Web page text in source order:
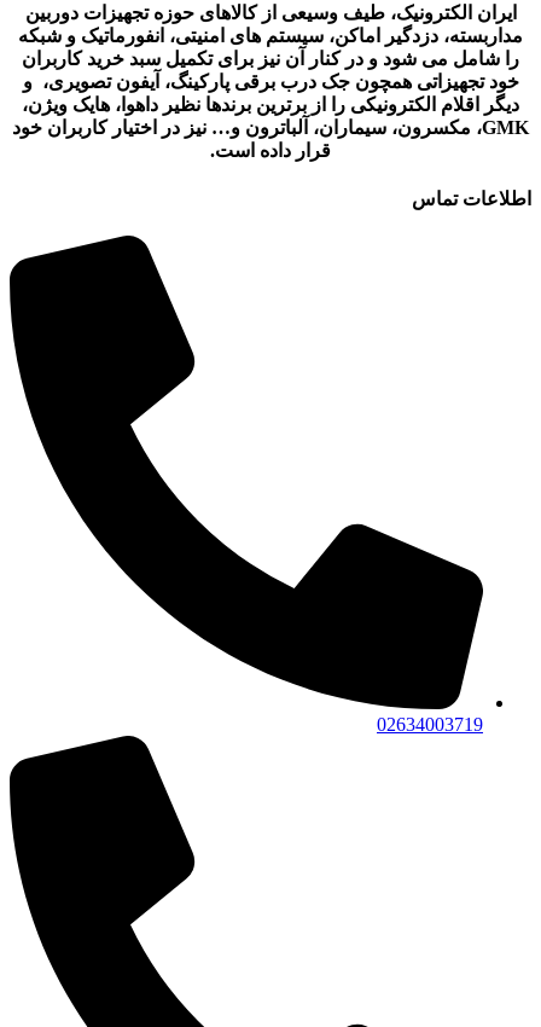
ایران الکترونیک، طیف وسیعی از کالاهای حوزه تجهیزات دوربین
مداربسته، دزدگیر اماکن، سیستم های امنیتی، انفورماتیک و شبکه
را شامل می شود و در کنار آن نیز برای تکمیل سبد خرید کاربران
خود تجهیزاتی همچون جک درب برقی پارکینگ، آیفون تصویری، و
دیگر اقلام الکترونیکی را از برترین برندها نظیر داهوا، هایک ویژن،
GMK، مکسرون، سیماران، آلباترون و… نیز در اختیار کاربران خود
قرار داده است.
اطلاعات تماس
02634003719